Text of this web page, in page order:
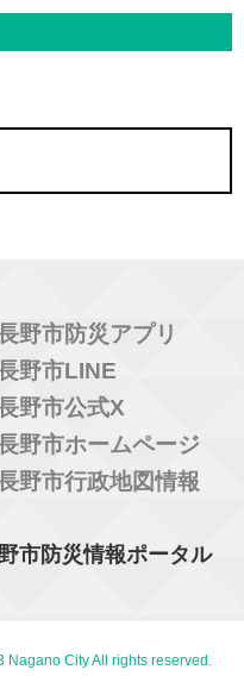
野市防災アプリ
野市LINE
野市公式X
野市ホームページ
野市行政地図情報
市防災情報ポータル
Nagano City All rights reserved.